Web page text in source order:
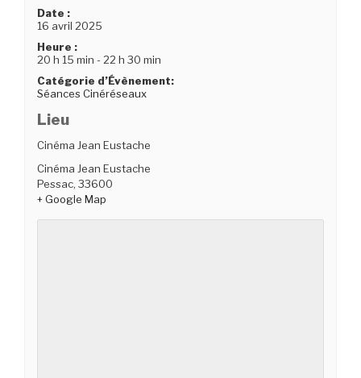
Date :
16 avril 2025
Heure :
20 h 15 min - 22 h 30 min
Catégorie d’Évènement:
Séances Cinéréseaux
Lieu
Cinéma Jean Eustache
Cinéma Jean Eustache
Pessac, 33600
+ Google Map